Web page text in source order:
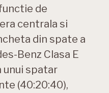
de
centrala si
din spate a
Benz Clasa E
unui spatar
(40:20:40),